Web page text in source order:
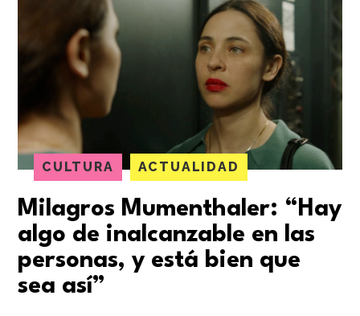
CULTURA ACTUALIDAD
Milagros Mumenthaler: “Hay
algo de inalcanzable en las
personas, y está bien que
sea así”